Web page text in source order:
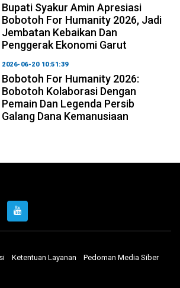
Bupati Syakur Amin Apresiasi
Bobotoh For Humanity 2026, Jadi
Jembatan Kebaikan Dan
Penggerak Ekonomi Garut
2026-06-20 10:51:39
Bobotoh For Humanity 2026:
Bobotoh Kolaborasi Dengan
Pemain Dan Legenda Persib
Galang Dana Kemanusiaan
Ketentuan Layanan
Pedoman Media Siber